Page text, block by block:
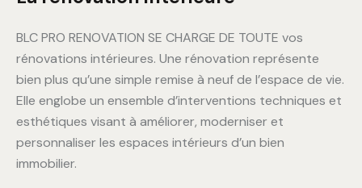
BLC PRO RENOVATION SE CHARGE DE TOUTE vos
rénovations intérieures. Une rénovation représente
bien plus qu’une simple remise à neuf de l’espace de vie.
Elle englobe un ensemble d’interventions techniques et
esthétiques visant à améliorer, moderniser et
personnaliser les espaces intérieurs d’un bien
immobilier.